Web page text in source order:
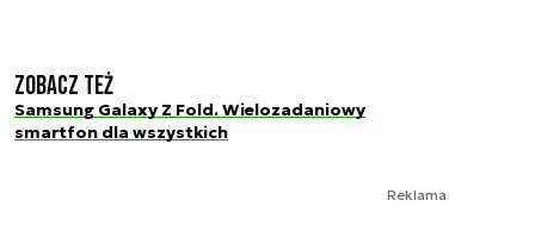
Zobacz też
Samsung Galaxy Z Fold. Wielozadaniowy
smartfon dla wszystkich
Reklama